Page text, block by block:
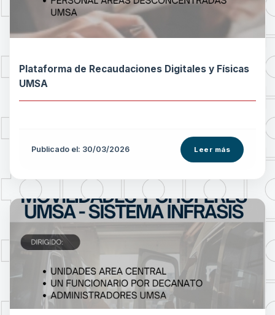
Plataforma de Recaudaciones Digitales y Físicas
UMSA
Publicado el: 30/03/2026 Leer más